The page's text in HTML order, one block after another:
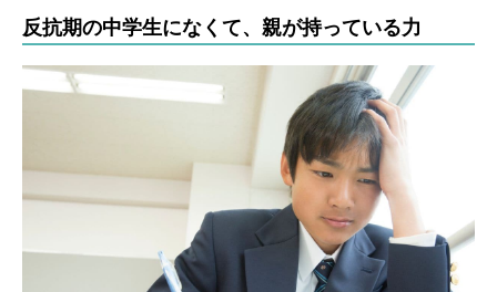
反抗期の中学生になくて、親が持っている力